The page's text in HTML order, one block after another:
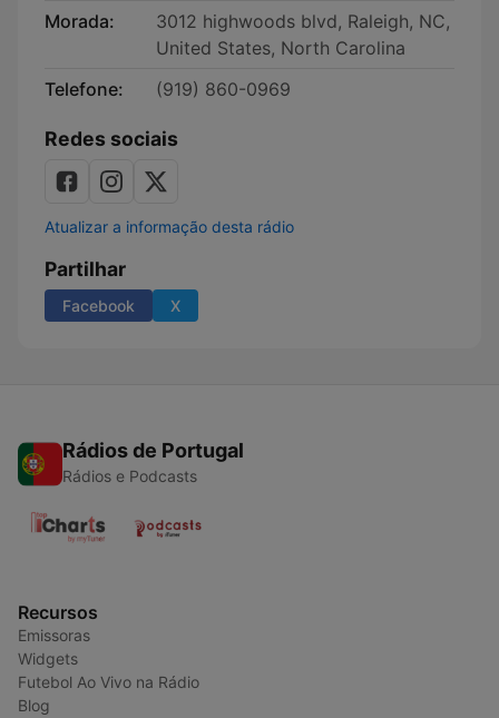
Morada:
3012 highwoods blvd, Raleigh, NC,
United States, North Carolina
Telefone:
(919) 860-0969
Redes sociais
Atualizar a informação desta rádio
Partilhar
Facebook X
Rádios de Portugal
Rádios e Podcasts
Recursos
Emissoras
Widgets
Futebol Ao Vivo na Rádio
Blog